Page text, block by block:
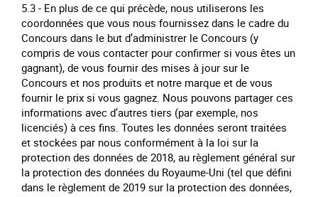
5.3 - En plus de ce qui précède, nous utiliserons les
coordonnées que vous nous fournissez dans le cadre du
Concours dans le but d’administrer le Concours (y
compris de vous contacter pour confirmer si vous êtes un
gagnant), de vous fournir des mises à jour sur le
Concours et nos produits et notre marque et de vous
fournir le prix si vous gagnez. Nous pouvons partager ces
informations avec d’autres tiers (par exemple, nos
licenciés) à ces fins. Toutes les données seront traitées
et stockées par nous conformément à la loi sur la
protection des données de 2018, au règlement général sur
la protection des données du Royaume-Uni (tel que défini
dans le règlement de 2019 sur la protection des données,